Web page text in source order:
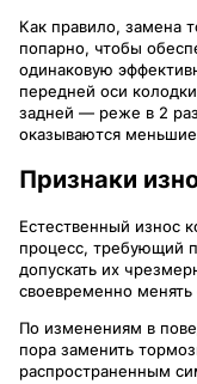
Как правило, замена
попарно, чтобы
одинаковую
передней оси
задней — реже в 2
оказываются меньшие
Признаки
Естественный износ
процесс, требующий
допускать их
своевременно
По изменениям в
пора заменить
распространенным